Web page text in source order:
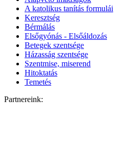
A katolikus tanítás formulái
Keresztség
Bérmálás
Elsőgyónás - Elsőáldozás
Betegek szentsége
Házasság szentsége
Szentmise, miserend
Hitoktatás
Temetés
Partnereink: